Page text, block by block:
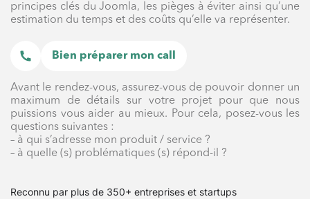
principes clés du Joomla, les pièges à éviter ainsi qu’une
estimation du temps et des coûts qu’elle va représenter.
Bien préparer mon call
Avant le rendez-vous, assurez-vous de pouvoir donner un
maximum de détails sur votre projet pour que nous
puissions vous aider au mieux. Pour cela, posez-vous les
questions suivantes :
– à qui s’adresse mon produit / service ?
– à quelle (s) problématiques (s) répond-il ?
Reconnu par plus de 350+ entreprises et startups